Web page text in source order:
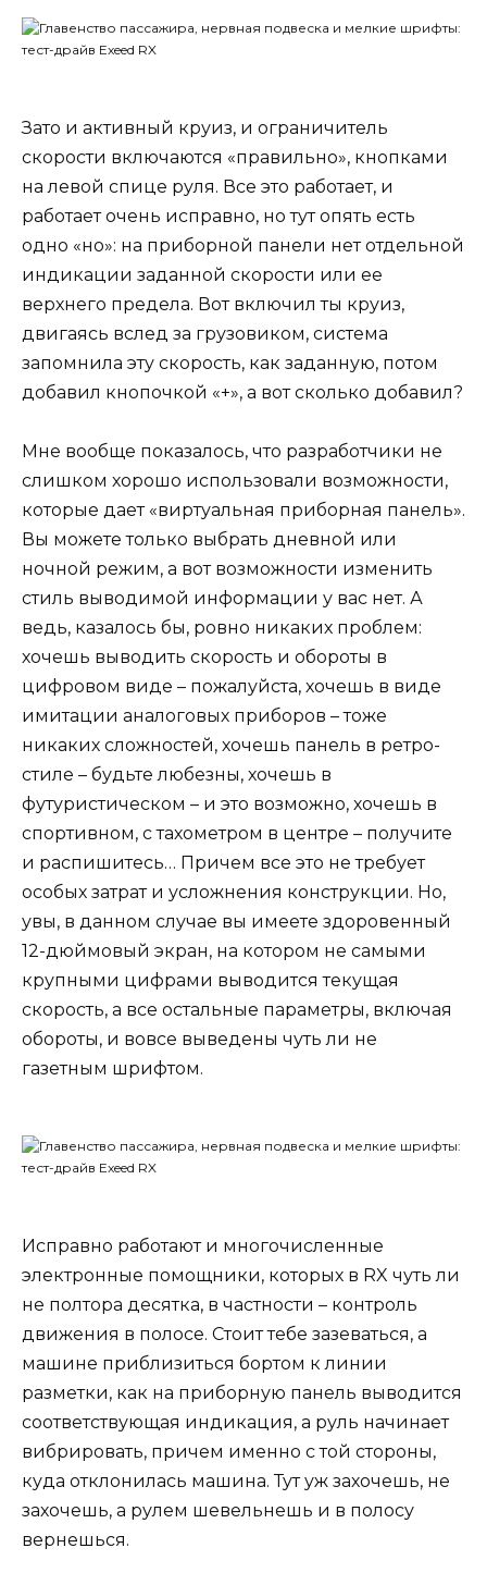
Зато и активный круиз, и ограничитель
скорости включаются «правильно», кнопками
на левой спице руля. Все это работает, и
работает очень исправно, но тут опять есть
одно «но»: на приборной панели нет отдельной
индикации заданной скорости или ее
верхнего предела. Вот включил ты круиз,
двигаясь вслед за грузовиком, система
запомнила эту скорость, как заданную, потом
добавил кнопочкой «+», а вот сколько добавил?
Мне вообще показалось, что разработчики не
слишком хорошо использовали возможности,
которые дает «виртуальная приборная панель».
Вы можете только выбрать дневной или
ночной режим, а вот возможности изменить
стиль выводимой информации у вас нет. А
ведь, казалось бы, ровно никаких проблем:
хочешь выводить скорость и обороты в
цифровом виде – пожалуйста, хочешь в виде
имитации аналоговых приборов – тоже
никаких сложностей, хочешь панель в ретро-
стиле – будьте любезны, хочешь в
футуристическом – и это возможно, хочешь в
спортивном, с тахометром в центре – получите
и распишитесь… Причем все это не требует
особых затрат и усложнения конструкции. Но,
увы, в данном случае вы имеете здоровенный
12-дюймовый экран, на котором не самыми
крупными цифрами выводится текущая
скорость, а все остальные параметры, включая
обороты, и вовсе выведены чуть ли не
газетным шрифтом.
Исправно работают и многочисленные
электронные помощники, которых в RX чуть ли
не полтора десятка, в частности – контроль
движения в полосе. Стоит тебе зазеваться, а
машине приблизиться бортом к линии
разметки, как на приборную панель выводится
соответствующая индикация, а руль начинает
вибрировать, причем именно с той стороны,
куда отклонилась машина. Тут уж захочешь, не
захочешь, а рулем шевельнешь и в полосу
вернешься.